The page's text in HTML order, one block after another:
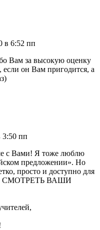
в 6:52 пп
Вам за высокую оценку
если он Вам пригодится, а
3:50 пп
с Вами! Я тоже люблю
предложении». Но
просто и доступно для
СМОТРЕТЬ ВАШИ